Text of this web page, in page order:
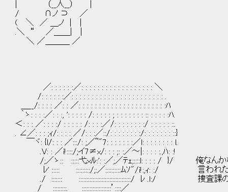
| （__人__） |
/ ∩ノ ⊃ ／
( ＼ ／ ＿ノ | |
.＼ “ ／＿＿| |
＼ ／＿＿＿ ／
／: : : : : :／: : : : : : : : : : : : : : : : : : ＼
/: : : : : :／: : : : : : : : : : : : : : : : : : : : : : : .
＿__/: : : : ／: : ／: : : : : : : : : : : : : : : : : : : : : :ﾊ
｀ゝ: : : :／: : :, ': : : : : /: : : : : ; : : : : : : : :: : : : : :ﾊ.
＜: : : ／: : : :/ : : : : : /: : : :／/: : : : : : : :/ : : : : : ::.
. ∠／: : : ;ｨ/: : : : ／/: : :／::/: : : : : : : :/: : : : : : : ::}
￣ヾ: {l/: : : ／:::/: ;／~"7: : : : : : :／l: : : : : : : : l.
.V: : ／i!::::/;イ7≠x/: : : ;: :／～|: : : : :.,ﾊ: :!
/;／ゝ:: :::::弋ｘﾙ:': :／;／ﾃｪ;::::l: : : : / }/ 俺なんかな、
ﾚ' ::::: :::::::::/;:／::::::::::ﾑｿ"/i!:,ｨ: :/ 言われた
./ ::::::: ::::::::::::::::::::::::::::::::::/ ﾚ .l:/ 捜査課の
/ :::::::::. :::::::::::::::::::’::::／